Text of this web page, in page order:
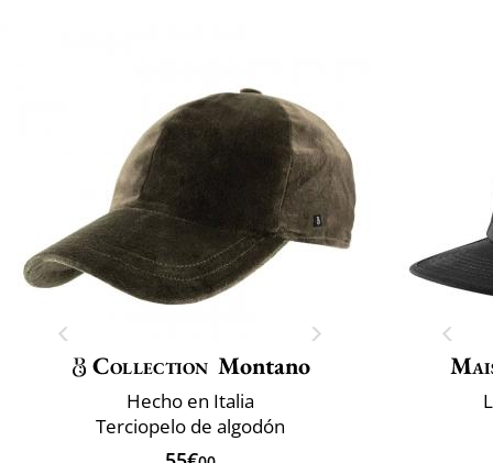
Collection Montano
Hecho en Italia
Terciopelo de algodón